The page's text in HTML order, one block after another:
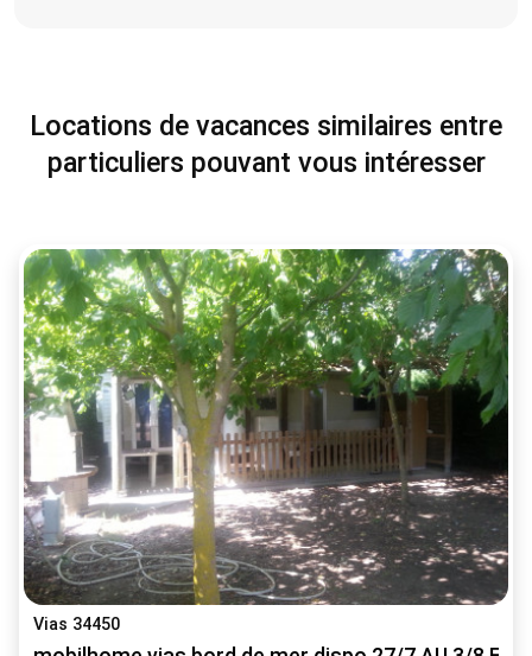
Locations de vacances similaires entre
particuliers pouvant vous intéresser
Vias 34450